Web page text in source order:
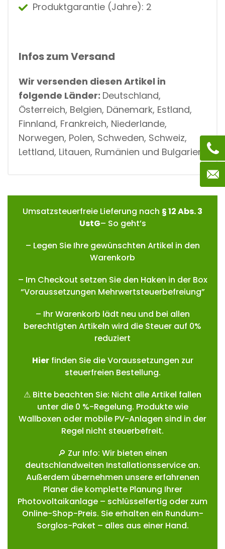
Produktgarantie (Jahre): 2
Infos zum Versand
Wir versenden diesen Artikel in
folgende Länder: Deutschland,
Österreich, Belgien, Dänemark, Estland,
Finnland, Frankreich, Niederlande,
Norwegen, Polen, Schweden, Schweiz,
Lettland, Litauen, Rumänien und Bulgarien.
Umsatzsteuerfreie Lieferung nach § 12 Abs. 3
UstG– So geht’s
– Legen Sie Ihre gewünschten Artikel in den
Warenkorb
– Im Checkout setzen Sie den Haken in der Box
“Voraussetzungen Mehrwertsteuerbefreiung”
– Ihr Warenkorb lädt neu und bei allen
berechtigten Artikeln wird die Steuer auf 0%
reduziert
Hierfinden Sie die Voraussetzungen zur
steuerfreien Bestellung.
⚠ Bitte beachten Sie: Nicht alle Artikel fallen
unter die 0 %-Regelung. Produkte wie
Wallboxen oder mobile PV-Anlagen sind in der
Regel nicht steuerbefreit.
🔎 Zur Info: Wir bieten einen
deutschlandweiten Installationsservice an.
Außerdem übernehmen unsere erfahrenen
Planer die komplette Planung Ihrer
Photovoltaikanlage – schlüsselfertig oder zum
Online-Shop-Preis. Sie erhalten ein Rundum-
Sorglos-Paket – alles aus einer Hand.